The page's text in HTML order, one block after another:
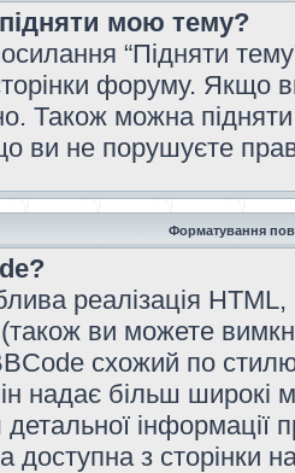
мою тему?
“Підняти
форуму. Якщо
Також можна
ви не порушуєте
Форматування
реалізація
(також ви можете
схожий по
надає більш
інформації
доступна з сторінки